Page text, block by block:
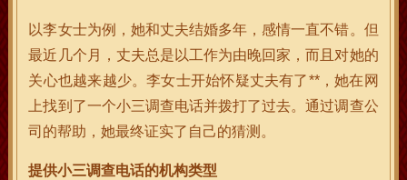
以李女士为例，她和丈夫结婚多年，感情一直不错。但
最近几个月，丈夫总是以工作为由晚回家，而且对她的
关心也越来越少。李女士开始怀疑丈夫有了**，她在网
上找到了一个小三调查电话并拨打了过去。通过调查公
司的帮助，她最终证实了自己的猜测。
提供小三调查电话的机构类型